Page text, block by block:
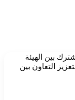
بين الهيئة
التعاون بين